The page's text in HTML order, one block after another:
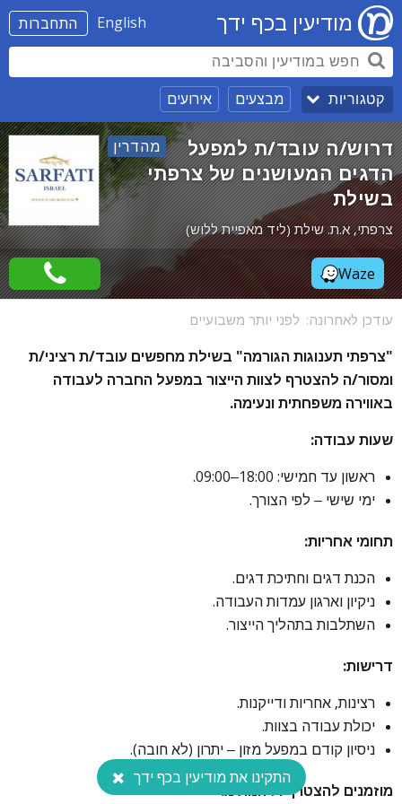
התחברות English מודיעין בכף ידך
קטגוריות מבצעים אירועים
מהדרין‎
דרוש/ה עובד/ת למפעל
הדגים המעושנים של צרפתי
בשילת
צרפתי, א.ת. שילת (ליד מאפיית ללוש)
Waze
עודכן לאחרונה: לפני יותר משבועיים
"צרפתי תענוגות הגורמה" בשילת מחפשים עובד/ת רציני/ת
ומסור/ה להצטרף לצוות הייצור במפעל החברה לעבודה
באווירה משפחתית ונעימה.
שעות עבודה:
ראשון עד חמישי: 18:00–09:00.
ימי שישי – לפי הצורך.
תחומי אחריות:
הכנת דגים וחתיכת דגים.
ניקיון וארגון עמדות העבודה.
השתלבות בתהליך הייצור.
דרישות:
רצינות, אחריות ודייקנות.
יכולת עבודה בצוות.
ניסיון קודם במפעל מזון – יתרון (לא חובה).
מוזמנים להצטרף וליהנות מ:
התקינו את מודיעין בכף ידך